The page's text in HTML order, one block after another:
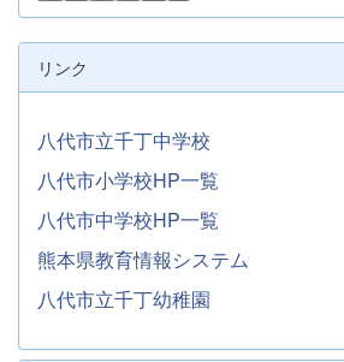
リンク
八代市立千丁中学校
八代市小学校HP一覧
八代市中学校HP一覧
熊本県教育情報システム
八代市立千丁幼稚園